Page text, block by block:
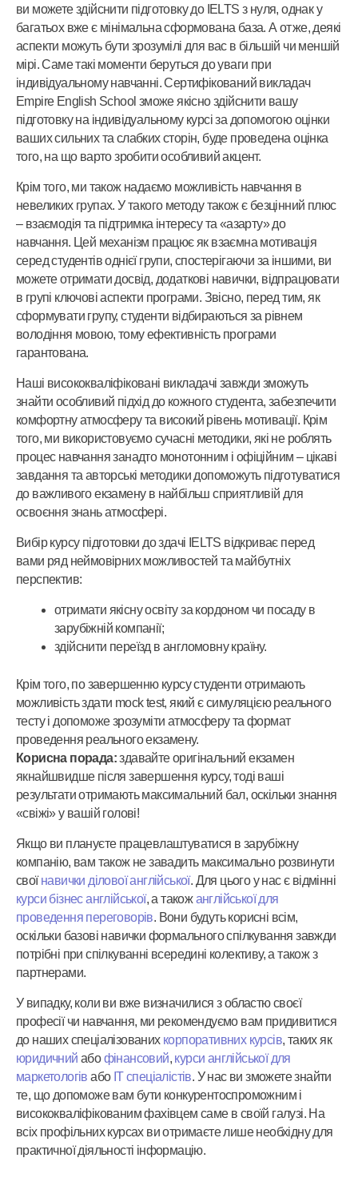
ви можете здійснити підготовку до IELTS з нуля, однак у
багатьох вже є мінімальна сформована база. А отже, деякі
аспекти можуть бути зрозумілі для вас в більшій чи меншій
мірі. Саме такі моменти беруться до уваги при
індивідуальному навчанні. Сертифікований викладач
Empire English School зможе якісно здійснити вашу
підготовку на індивідуальному курсі за допомогою оцінки
ваших сильних та слабких сторін, буде проведена оцінка
того, на що варто зробити особливий акцент.
Крім того, ми також надаємо можливість навчання в
невеликих групах. У такого методу також є безцінний плюс
– взаємодія та підтримка інтересу та «азарту» до
навчання. Цей механізм працює як взаємна мотивація
серед студентів однієї групи, спостерігаючи за іншими, ви
можете отримати досвід, додаткові навички, відпрацювати
в групі ключові аспекти програми. Звісно, перед тим, як
сформувати групу, студенти відбираються за рівнем
володіння мовою, тому ефективність програми
гарантована.
Наші висококваліфіковані викладачі завжди зможуть
знайти особливий підхід до кожного студента, забезпечити
комфортну атмосферу та високий рівень мотивації. Крім
того, ми використовуємо сучасні методики, які не роблять
процес навчання занадто монотонним і офіційним – цікаві
завдання та авторські методики допоможуть підготуватися
до важливого екзамену в найбільш сприятливій для
освоєння знань атмосфері.
Вибір курсу підготовки до здачі IELTS відкриває перед
вами ряд неймовірних можливостей та майбутніх
перспектив:
отримати якісну освіту за кордоном чи посаду в
зарубіжній компанії;
здійснити переїзд в англомовну країну.
Крім того, по завершенню курсу студенти отримають
можливість здати mock test, який є симуляцією реального
тесту і допоможе зрозуміти атмосферу та формат
проведення реального екзамену.
Корисна порада:здавайте оригінальний екзамен
якнайшвидше після завершення курсу, тоді ваші
результати отримають максимальний бал, оскільки знання
«свіжі» у вашій голові!
Якщо ви плануєте працевлаштуватися в зарубіжну
компанію, вам також не завадить максимально розвинути
своїнавички ділової англійської. Для цього у нас є відмінні
курси бізнес англійської, а такожанглійської для
проведення переговорів. Вони будуть корисні всім,
оскільки базові навички формального спілкування завжди
потрібні при спілкуванні всередині колективу, а також з
партнерами.
У випадку, коли ви вже визначилися з областю своєї
професії чи навчання, ми рекомендуємо вам придивитися
до наших спеціалізованих корпоративних курсів, таких як
юридичний абофінансовий, курси англійської для
маркетологів або IT спеціалістів. У нас ви зможете знайти
те, що допоможе вам бути конкурентоспроможним і
висококваліфікованим фахівцем саме в своїй галузі. На
всіх профільних курсах ви отримаєте лише необхідну для
практичної діяльності інформацію.